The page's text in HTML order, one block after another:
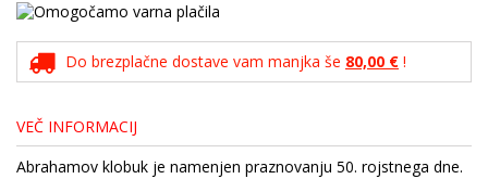
Do brezplačne dostave vam manjka še 80,00 € !
VEČ INFORMACIJ
Abrahamov klobuk je namenjen praznovanju 50. rojstnega dne.